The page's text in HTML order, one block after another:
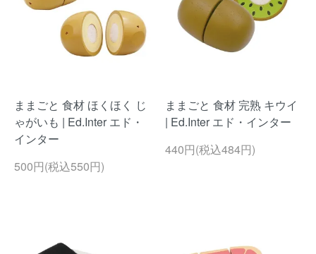
ままごと 食材 ほくほく じ
ゃがいも | Ed.Inter エド・
インター
500円(税込550円)
ままごと 食材 完熟 キウイ
| Ed.Inter エド・インター
440円(税込484円)